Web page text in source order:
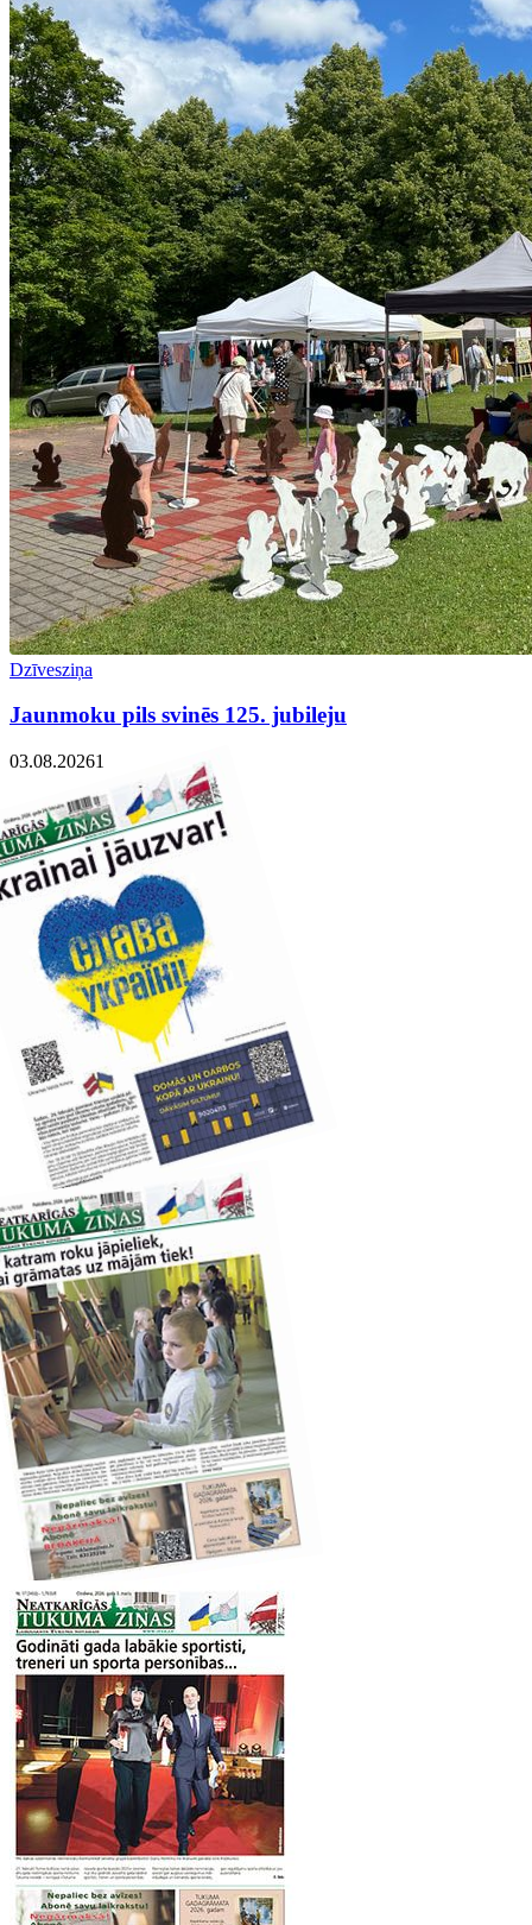
Dzīvesziņa
Jaunmoku pils svinēs 125. jubileju
03.08.20261